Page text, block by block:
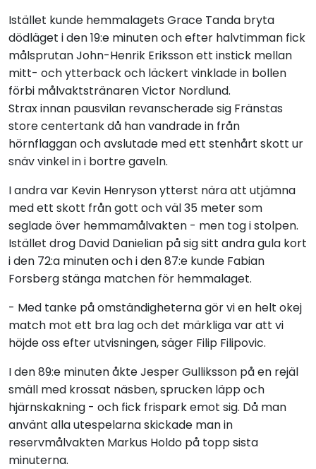
Istället kunde hemmalagets Grace Tanda bryta
dödläget i den 19:e minuten och efter halvtimman fick
målsprutan John-Henrik Eriksson ett instick mellan
mitt- och ytterback och läckert vinklade in bollen
förbi målvaktstränaren Victor Nordlund.
Strax innan pausvilan revanscherade sig Fränstas
store centertank då han vandrade in från
hörnflaggan och avslutade med ett stenhårt skott ur
snäv vinkel in i bortre gaveln.
I andra var Kevin Henryson ytterst nära att utjämna
med ett skott från gott och väl 35 meter som
seglade över hemmamålvakten - men tog i stolpen.
Istället drog David Danielian på sig sitt andra gula kort
i den 72:a minuten och i den 87:e kunde Fabian
Forsberg stänga matchen för hemmalaget.
- Med tanke på omständigheterna gör vi en helt okej
match mot ett bra lag och det märkliga var att vi
höjde oss efter utvisningen, säger Filip Filipovic.
I den 89:e minuten åkte Jesper Gulliksson på en rejäl
smäll med krossat näsben, sprucken läpp och
hjärnskakning - och fick frispark emot sig. Då man
använt alla utespelarna skickade man in
reservmålvakten Markus Holdo på topp sista
minuterna.